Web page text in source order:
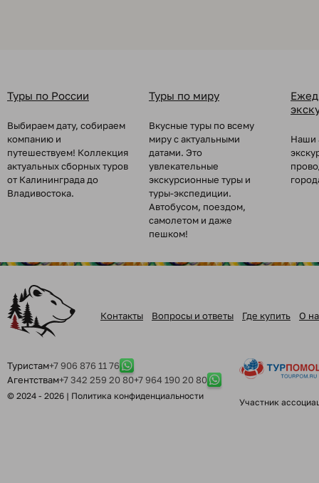
Туры по России
Выбираем дату, собираем
компанию и
путешествуем! Коллекция
актуальных сборных туров
от Калининграда до
Владивостока.
Туры по миру
Вкусные туры по всему
миру с актуальными
датами. Это
увлекательные
экскурсионные туры и
туры-экспедиции.
Автобусом, поездом,
самолетом и даже
пешком!
Наши
Контакты Вопросы и ответы Где купить О
Туристам+7 906 876 11 76
Агентствам+7 342 259 20 80+7 964 190 20 80
© 2024 - 2026 | Политика конфиденциальности
Участник